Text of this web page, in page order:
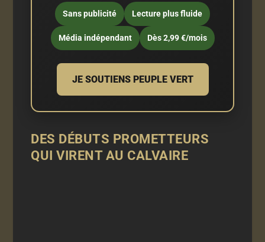
Sans publicité Lecture plus fluide
Média indépendant Dès 2,99 €/mois
JE SOUTIENS PEUPLE VERT
DES DÉBUTS PROMETTEURS
QUI VIRENT AU CALVAIRE